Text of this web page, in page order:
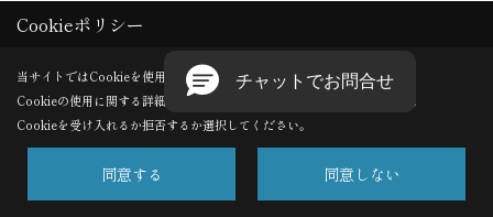
ンラインセミナー
2020/06/08 LIXIL様主催中四国エリア オンライン打合せ
オンラインセミナー
2020/05/22 LIXIL様主催北海道エリア オンライン打合せ
オンラインセミナー
Cookieポリシー
当サイトではCookieを使用します。
Cookieの使用に関する詳細は 「プライバシーポリシー
」をご覧ください。
Cookieを受け入れるか拒否するか選択してください。
同意する 同意しない